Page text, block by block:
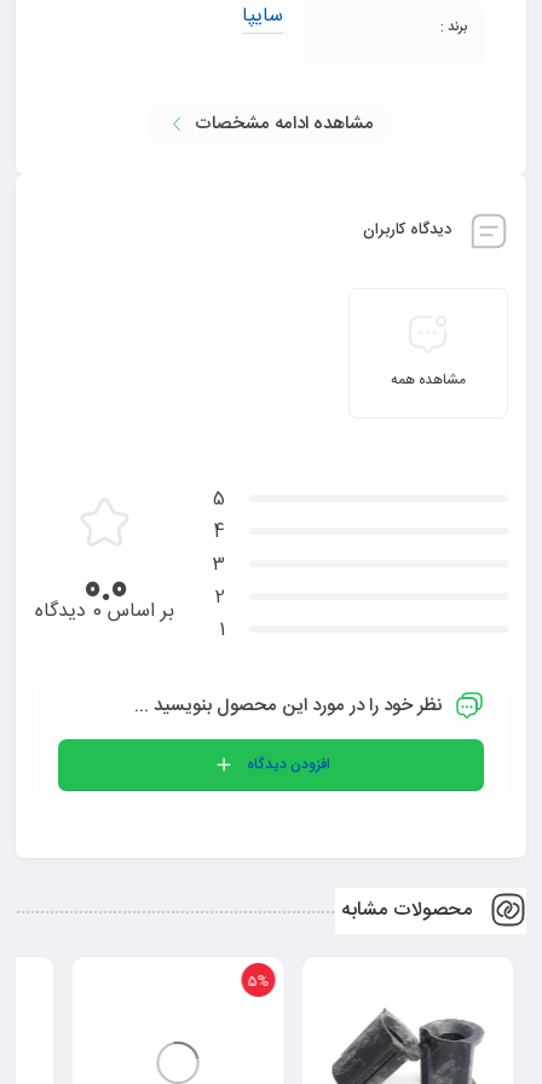
برند : سایپا
مشاهده ادامه مشخصات
دیدگاه کاربران
مشاهده همه
5
4
3
2
1
0.0بر اساس 0 دیدگاه
نظر خود را در مورد این محصول بنویسید ...
افزودن دیدگاه
محصولات مشابه
5%